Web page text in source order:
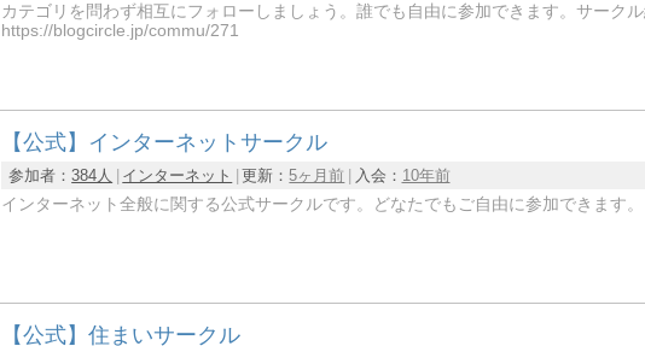
カテゴリを問わず相互にフォローしましょう。誰でも自由に参加できます。サークル
https://blogcircle.jp/commu/271
【公式】インターネットサークル
参加者：384人 インターネット 更新：5ヶ月前 入会： 10年前
インターネット全般に関する公式サークルです。どなたでもご自由に参加できます。
【公式】住まいサークル